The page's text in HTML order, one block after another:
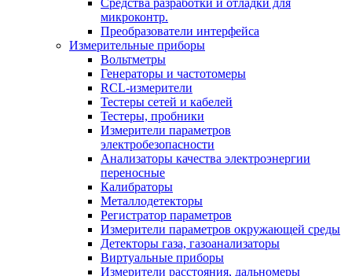
микроконтр.
Преобразователи интерфейса
Измерительные приборы
Вольтметры
Генераторы и частотомеры
RCL-измерители
Тестеры сетей и кабелей
Тестеры, пробники
Измерители параметров
электробезопасности
Анализаторы качества электроэнергии
переносные
Калибраторы
Металлодетекторы
Регистратор параметров
Измерители параметров окружающей среды
Детекторы газа, газоанализаторы
Виртуальные приборы
Измерители расстояния, дальномеры